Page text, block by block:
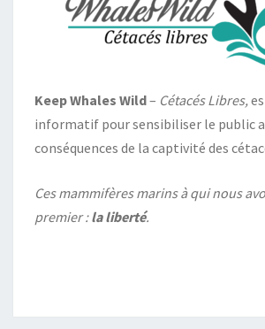
Keep Whales Wild– Cétacés Libres,
informatif pour sensibiliser le public
conséquences de la captivité des
Ces mammifères marins à qui nous
premier :la liberté.